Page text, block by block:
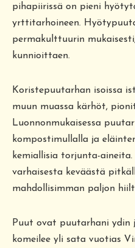
pihapiirissä on pieni
yrttitarhoineen.
permakulttuurin
kunnioittaen.
Koristepuutarhan isoissa
muun muassa kärhöt,
Luonnonmukaisessa
kompostimullalla ja
kemiallisia torjunta-
varhaisesta keväästä
mahdollisimman paljon
Puut ovat puutarhani ydin
komeilee yli sata vuotias